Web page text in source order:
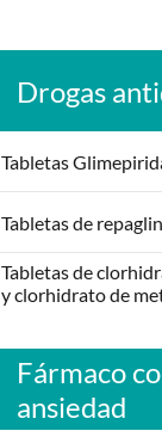
Drogas
Tabletas
Tabletas de
Tabletas de
y clorhidrato de
Fármaco
ansiedad